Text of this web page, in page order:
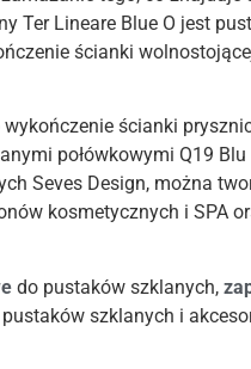
Ter Lineare Blue O jest
ścianki
ścianki
połówkowymi Q19
Seves Design, można
kosmetycznych i SPA
do pustaków szklanych,
szklanych i